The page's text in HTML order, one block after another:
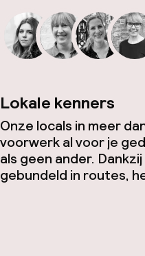
Lokale kenners
Onze locals in meer
voorwerk al voor je
als geen ander.
gebundeld in routes,